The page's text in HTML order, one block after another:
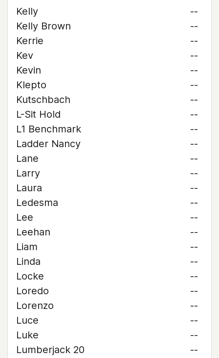
Kelly
--
Kelly Brown
--
Kerrie
--
Kev
--
Kevin
--
Klepto
--
Kutschbach
--
L-Sit Hold
--
L1 Benchmark
--
Ladder Nancy
--
Lane
--
Larry
--
Laura
--
Ledesma
--
Lee
--
Leehan
--
Liam
--
Linda
--
Locke
--
Loredo
--
Lorenzo
--
Luce
--
Luke
--
Lumberjack 20
--